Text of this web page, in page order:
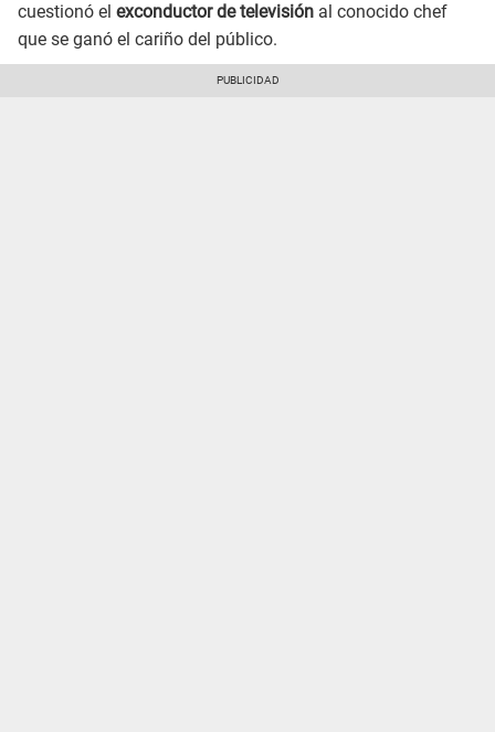
cuestionó el exconductor de televisión al conocido chef
que se ganó el cariño del público.